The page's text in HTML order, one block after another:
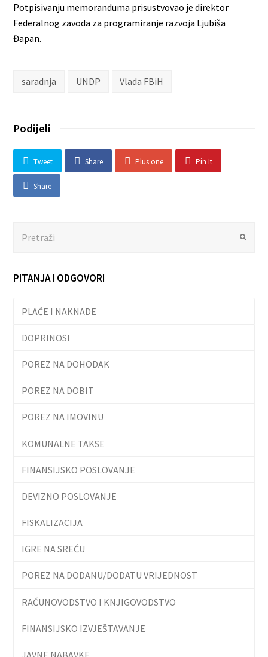
Potpisivanju memoranduma prisustvovao je direktor
Federalnog zavoda za programiranje razvoja Ljubiša
Đapan.
saradnja UNDP Vlada FBiH
Podijeli
Tweet Share Plus one Pin It
Share
Submit
PITANJA I ODGOVORI
PLAĆE I NAKNADE
DOPRINOSI
POREZ NA DOHODAK
POREZ NA DOBIT
POREZ NA IMOVINU
KOMUNALNE TAKSE
FINANSIJSKO POSLOVANJE
DEVIZNO POSLOVANJE
FISKALIZACIJA
IGRE NA SREĆU
POREZ NA DODANU/DODATU VRIJEDNOST
RAČUNOVODSTVO I KNJIGOVODSTVO
FINANSIJSKO IZVJEŠTAVANJE
JAVNE NABAVKE